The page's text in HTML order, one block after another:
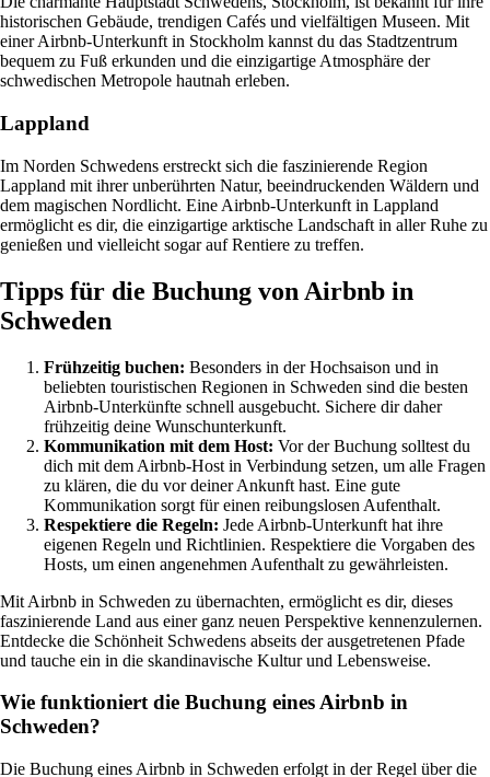
historischen Gebäude, trendigen Cafés und vielfältigen Museen. Mit
einer Airbnb-Unterkunft in Stockholm kannst du das Stadtzentrum
bequem zu Fuß erkunden und die einzigartige Atmosphäre der
schwedischen Metropole hautnah erleben.
Lappland
Im Norden Schwedens erstreckt sich die faszinierende Region
Lappland mit ihrer unberührten Natur, beeindruckenden Wäldern und
dem magischen Nordlicht. Eine Airbnb-Unterkunft in Lappland
ermöglicht es dir, die einzigartige arktische Landschaft in aller Ruhe zu
genießen und vielleicht sogar auf Rentiere zu treffen.
Tipps für die Buchung von Airbnb in
Schweden
Frühzeitig buchen: Besonders in der Hochsaison und in
beliebten touristischen Regionen in Schweden sind die besten
Airbnb-Unterkünfte schnell ausgebucht. Sichere dir daher
frühzeitig deine Wunschunterkunft.
Kommunikation mit dem Host: Vor der Buchung solltest du
dich mit dem Airbnb-Host in Verbindung setzen, um alle Fragen
zu klären, die du vor deiner Ankunft hast. Eine gute
Kommunikation sorgt für einen reibungslosen Aufenthalt.
Respektiere die Regeln: Jede Airbnb-Unterkunft hat ihre
eigenen Regeln und Richtlinien. Respektiere die Vorgaben des
Hosts, um einen angenehmen Aufenthalt zu gewährleisten.
Mit Airbnb in Schweden zu übernachten, ermöglicht es dir, dieses
faszinierende Land aus einer ganz neuen Perspektive kennenzulernen.
Entdecke die Schönheit Schwedens abseits der ausgetretenen Pfade
und tauche ein in die skandinavische Kultur und Lebensweise.
Wie funktioniert die Buchung eines Airbnb in
Schweden?
Die Buchung eines Airbnb in Schweden erfolgt in der Regel über die